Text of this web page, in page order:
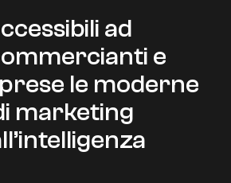
ad
e
le moderne
marketing